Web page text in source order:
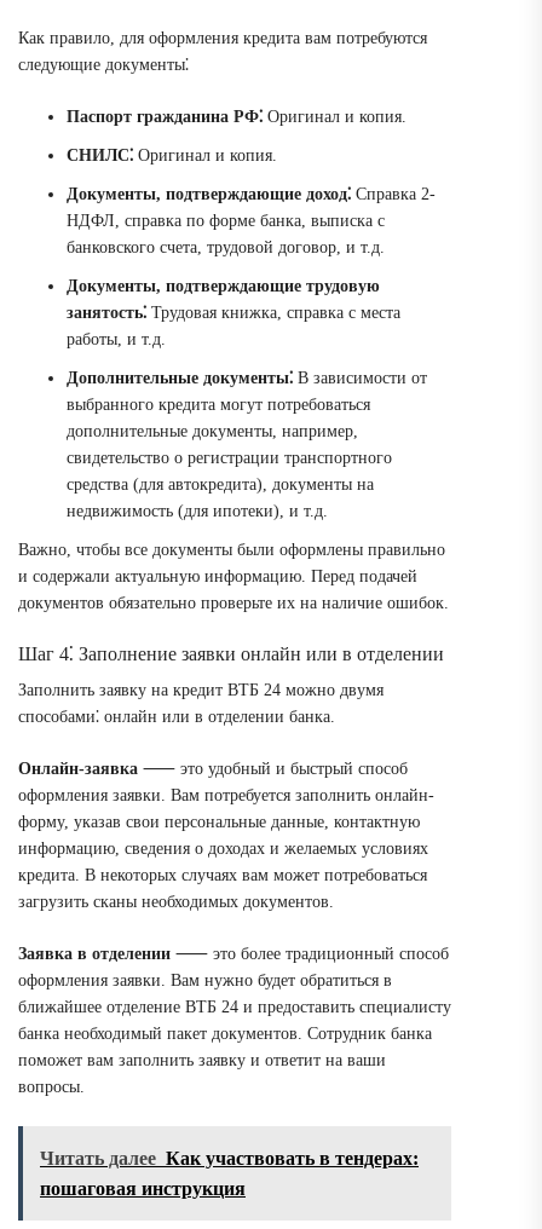
Как правило, для оформления кредита вам потребуются
следующие документы⁚
Паспорт гражданина РФ⁚ Оригинал и копия.
СНИЛС⁚ Оригинал и копия.
Документы, подтверждающие доход⁚ Справка 2-
НДФЛ, справка по форме банка, выписка с
банковского счета, трудовой договор, и т.д.
Документы, подтверждающие трудовую
занятость⁚ Трудовая книжка, справка с места
работы, и т.д.
Дополнительные документы⁚ В зависимости от
выбранного кредита могут потребоваться
дополнительные документы, например,
свидетельство о регистрации транспортного
средства (для автокредита), документы на
недвижимость (для ипотеки), и т.д.
Важно, чтобы все документы были оформлены правильно
и содержали актуальную информацию. Перед подачей
документов обязательно проверьте их на наличие ошибок.
Шаг 4⁚ Заполнение заявки онлайн или в отделении
Заполнить заявку на кредит ВТБ 24 можно двумя
способами⁚ онлайн или в отделении банка.
Онлайн-заявка ⸺ это удобный и быстрый способ
оформления заявки. Вам потребуется заполнить онлайн-
форму, указав свои персональные данные, контактную
информацию, сведения о доходах и желаемых условиях
кредита. В некоторых случаях вам может потребоваться
загрузить сканы необходимых документов.
Заявка в отделении ⸺ это более традиционный способ
оформления заявки. Вам нужно будет обратиться в
ближайшее отделение ВТБ 24 и предоставить специалисту
банка необходимый пакет документов. Сотрудник банка
поможет вам заполнить заявку и ответит на ваши
вопросы.
Читать далее Как участвовать в тендерах:
пошаговая инструкция